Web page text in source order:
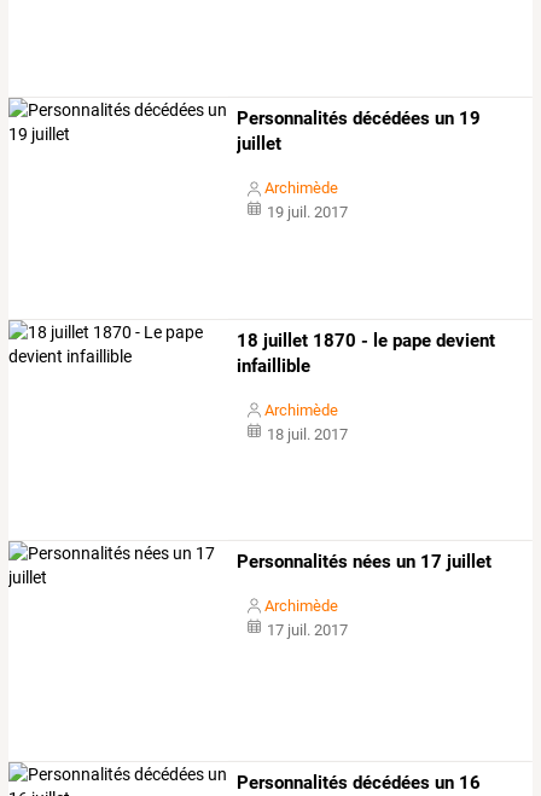
Personnalités décédées un 19
juillet
Archimède
19 juil. 2017
18 juillet 1870 - le pape devient
infaillible
Archimède
18 juil. 2017
Personnalités nées un 17 juillet
Archimède
17 juil. 2017
Personnalités décédées un 16